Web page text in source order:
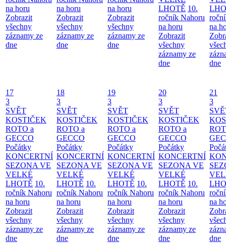
na horu
Zobrazit
všechny
záznamy ze
dne
na horu
Zobrazit
všechny
záznamy ze
dne
na horu
Zobrazit
všechny
záznamy ze
dne
LHOTĚ 10.
ročník Nahoru
na horu
Zobrazit
všechny
záznamy ze
dne
na
dne
17
3
SVĚT
KOSTIČEK
ROTO a
GECCO
Počátky
KONCERTNÍ
SEZONA VE
VELKÉ
LHOTĚ 10.
ročník Nahoru
na horu
Zobrazit
všechny
záznamy ze
dne
18
3
SVĚT
KOSTIČEK
ROTO a
GECCO
Počátky
KONCERTNÍ
SEZONA VE
VELKÉ
LHOTĚ 10.
ročník Nahoru
na horu
Zobrazit
všechny
záznamy ze
dne
19
3
SVĚT
KOSTIČEK
ROTO a
GECCO
Počátky
KONCERTNÍ
SEZONA VE
VELKÉ
LHOTĚ 10.
ročník Nahoru
na horu
Zobrazit
všechny
záznamy ze
dne
20
3
SVĚT
KOSTIČEK
ROTO a
GECCO
Počátky
KONCERTNÍ
SEZONA VE
VELKÉ
LHOTĚ 10.
ročník Nahoru
na horu
Zobrazit
všechny
záznamy ze
dne
21
3
na
dne